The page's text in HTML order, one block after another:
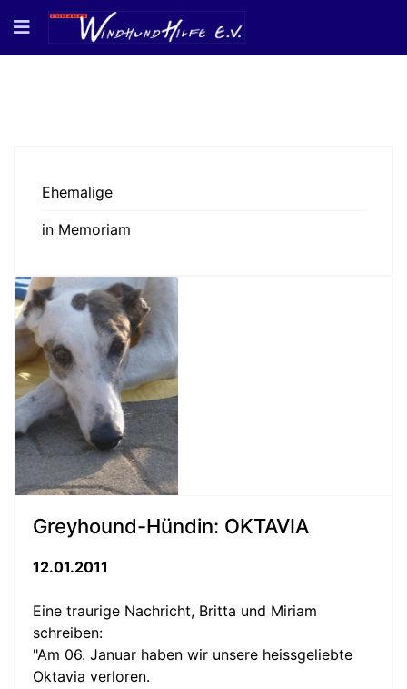
Ehemalige
in Memoriam
Greyhound-Hündin: OKTAVIA
12.01.2011
Eine traurige Nachricht, Britta und Miriam
schreiben:
"Am 06. Januar haben wir unsere heissgeliebte
Oktavia verloren.